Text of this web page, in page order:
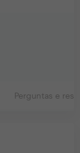
Perguntas e